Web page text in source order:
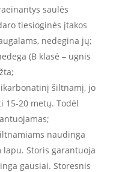
saulės
tiesioginės įtakos
nedegina jų;
(B klasė – ugnis
šiltnamį, jo
15-20 metų. Todėl
naudinga
Storis garantuoja
gausiai. Storesnis